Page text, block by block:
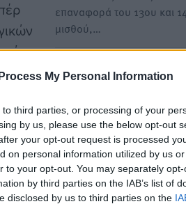
My Personal Information
third parties, or processing of your
by us, please use the below opt-out
your opt-out request is processed
on personal information utilized by us
to your opt-out. You may separately
by third parties on the IAB’s list of
disclosed by us to third parties on the
ως
επαναφορά του 13ου και
μισθού,…
που τίθενται σε ισχύ και οι
Με το ημερολόγιο να έχει
γυρίσει, το Δημόσιο περνά
νέα φάση…
Ψηφιακή κάρτα θα